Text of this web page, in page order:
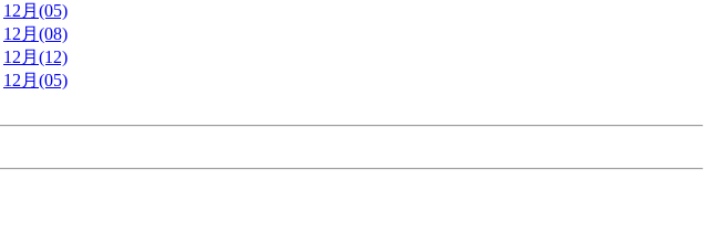
12月(05)
12月(08)
12月(12)
12月(05)